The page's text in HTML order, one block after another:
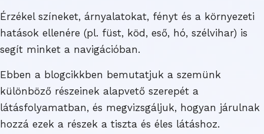
Érzékel színeket, árnyalatokat, fényt és a környezeti
hatások ellenére (pl. füst, köd, eső, hó, szélvihar) is
segít minket a navigációban.
Ebben a blogcikkben bemutatjuk a szemünk
különböző részeinek alapvető szerepét a
látásfolyamatban, és megvizsgáljuk, hogyan járulnak
hozzá ezek a részek a tiszta és éles látáshoz.